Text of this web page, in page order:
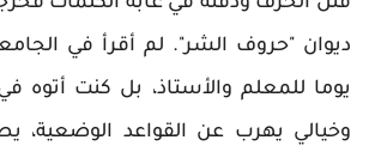
ديوان "حروف الشر". لم أقرأ في
يوما للمعلم والأستاذ، بل كنت أتوه
وخيالي يهرب عن القواعد الوضعية،